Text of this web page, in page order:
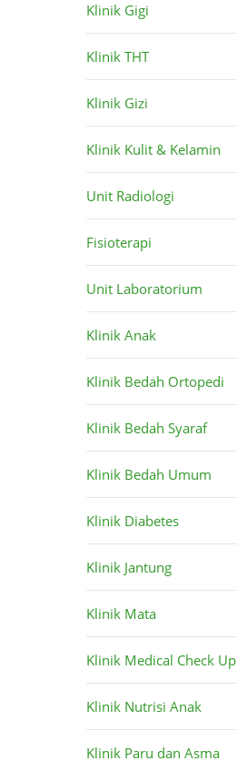
Klinik Gigi
Klinik THT
Klinik Gizi
Klinik Kulit & Kelamin
Unit Radiologi
Fisioterapi
Unit Laboratorium
Klinik Anak
Klinik Bedah Ortopedi
Klinik Bedah Syaraf
Klinik Bedah Umum
Klinik Diabetes
Klinik Jantung
Klinik Mata
Klinik Medical Check Up
Klinik Nutrisi Anak
Klinik Paru dan Asma